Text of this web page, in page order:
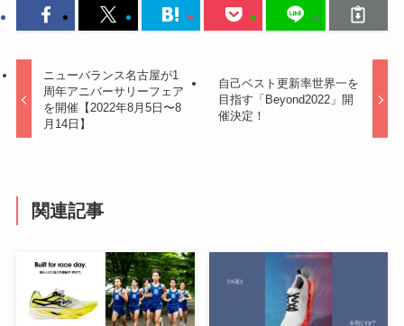
ニューバランス名古屋が1
周年アニバーサリーフェア
を開催【2022年8月5日〜8
月14日】
自己ベスト更新率世界一を
目指す「Beyond2022」開
催決定！
関連記事